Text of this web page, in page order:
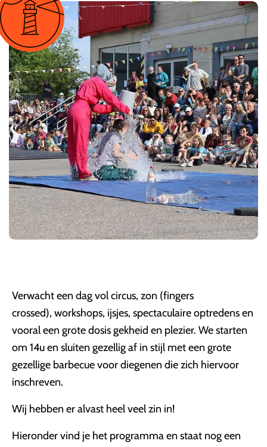
Verwacht een dag vol circus, zon (fingers
crossed), workshops, ijsjes, spectaculaire optredens en
vooral een grote dosis gekheid en plezier. We starten
om 14u en sluiten gezellig af in stijl met een grote
gezellige barbecue voor diegenen die zich hiervoor
inschreven.
Wij hebben er alvast heel veel zin in!
Hieronder vind je het programma en staat nog een